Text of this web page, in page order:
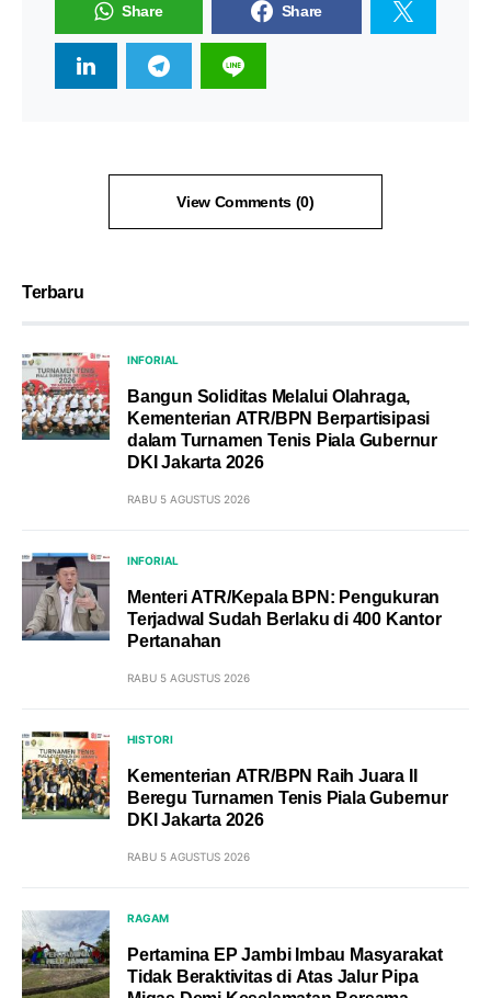
Share Share
View Comments (0)
Terbaru
INFORIAL
Bangun Soliditas Melalui Olahraga,
Kementerian ATR/BPN Berpartisipasi
dalam Turnamen Tenis Piala Gubernur
DKI Jakarta 2026
RABU 5 AGUSTUS 2026
INFORIAL
Menteri ATR/Kepala BPN: Pengukuran
Terjadwal Sudah Berlaku di 400 Kantor
Pertanahan
RABU 5 AGUSTUS 2026
HISTORI
Kementerian ATR/BPN Raih Juara II
Beregu Turnamen Tenis Piala Gubernur
DKI Jakarta 2026
RABU 5 AGUSTUS 2026
RAGAM
Pertamina EP Jambi Imbau Masyarakat
Tidak Beraktivitas di Atas Jalur Pipa